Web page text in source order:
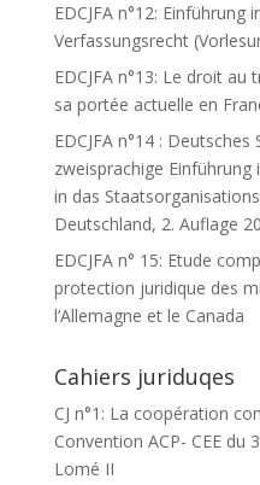
EDCJFA n°12: Einführung
Verfassungsrecht
EDCJFA n°13: Le droit
sa portée actuelle en
EDCJFA n°14 :
zweisprachige
in das
Deutschland, 2. Auflage
EDCJFA n° 15: Etude
protection juridique des
l’Allemagne et le Canada
Cahiers juriduqes
CJ n°1: La coopération
Convention ACP- CEE
Lomé II